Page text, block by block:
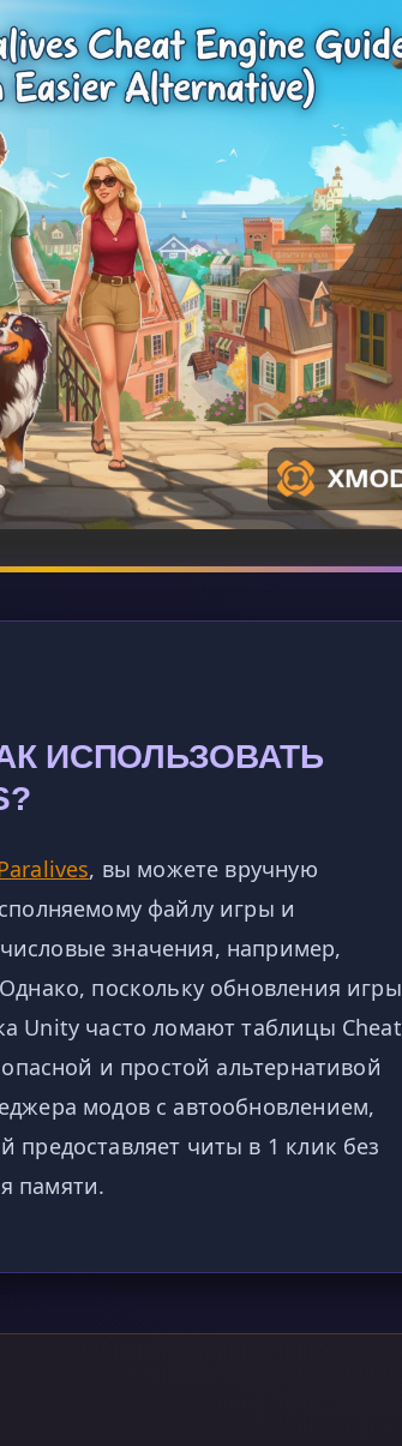
ИСПОЛЬЗОВАТЬ
, вы можете вручную
файлу игры и
значения, например,
поскольку обновления игры
Unity часто ломают таблицы Cheat
и простой альтернативой
модов с автообновлением,
предоставляет читы в 1 клик без
памяти.